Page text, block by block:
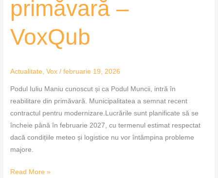
primăvară –
VoxQub
Actualitate,Vox /februarie 19, 2026
Podul Iuliu Maniu cunoscut și ca Podul Muncii, intră în
reabilitare din primăvară. Municipalitatea a semnat recent
contractul pentru modernizare.Lucrările sunt planificate să se
încheie până în februarie 2027, cu termenul estimat respectat
dacă condițiile meteo și logistice nu vor întâmpina probleme
majore.
Read More »